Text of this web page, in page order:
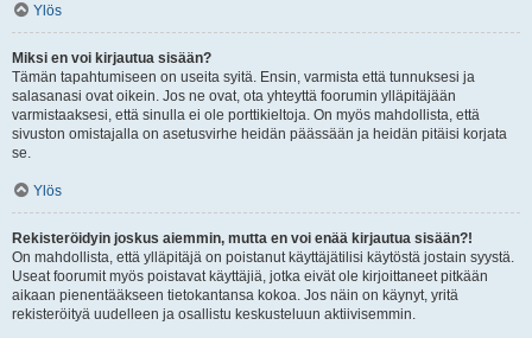
Ylös
Miksi en voi kirjautua sisään?
Tämän tapahtumiseen on useita syitä. Ensin, varmista että tunnuksesi ja
salasanasi ovat oikein. Jos ne ovat, ota yhteyttä foorumin ylläpitäjään
varmistaaksesi, että sinulla ei ole porttikieltoja. On myös mahdollista, että
sivuston omistajalla on asetusvirhe heidän päässään ja heidän pitäisi korjata
se.
Ylös
Rekisteröidyin joskus aiemmin, mutta en voi enää kirjautua sisään?!
On mahdollista, että ylläpitäjä on poistanut käyttäjätilisi käytöstä jostain syystä.
Useat foorumit myös poistavat käyttäjiä, jotka eivät ole kirjoittaneet pitkään
aikaan pienentääkseen tietokantansa kokoa. Jos näin on käynyt, yritä
rekisteröityä uudelleen ja osallistu keskusteluun aktiivisemmin.